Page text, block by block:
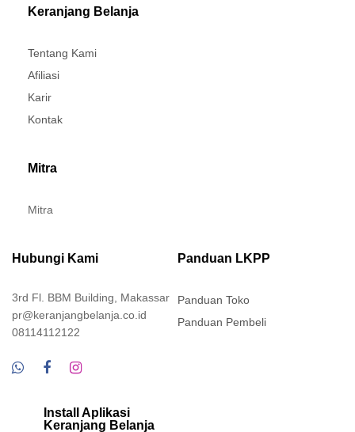
Keranjang Belanja
Tentang Kami
Afiliasi
Karir
Kontak
Mitra
Mitra
Hubungi Kami
3rd Fl. BBM Building, Makassar
pr@keranjangbelanja.co.id
08114112122
Panduan LKPP
Panduan Toko
Panduan Pembeli
Install Aplikasi
Keranjang Belanja